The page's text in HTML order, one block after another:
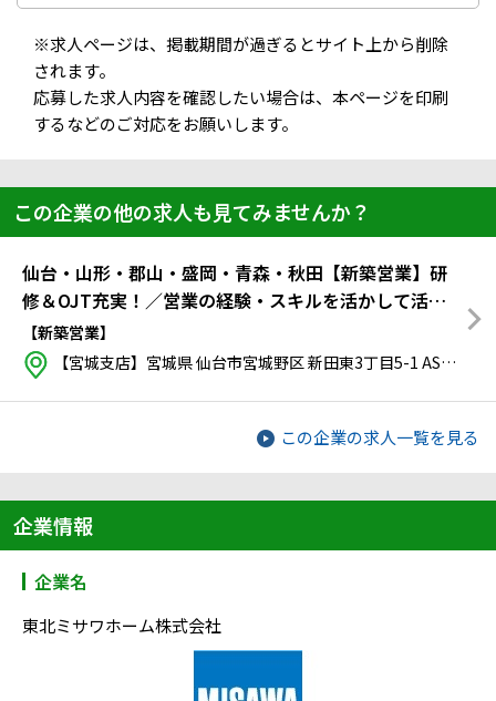
※求人ページは、掲載期間が過ぎるとサイト上から削除
されます。
応募した求人内容を確認したい場合は、本ページを印刷
するなどのご対応をお願いします。
この企業の他の求人も見てみませんか？
仙台・山形・郡山・盛岡・青森・秋田【新築営業】研
修＆OJT充実！／営業の経験・スキルを活かして活躍
したい方必見！
【新築営業】
【宮城支店】宮城県 仙台市宮城野区 新田東3丁目5-1 ASMACI仙台TMビル4F
この企業の求人一覧を見る
企業情報
企業名
東北ミサワホーム株式会社